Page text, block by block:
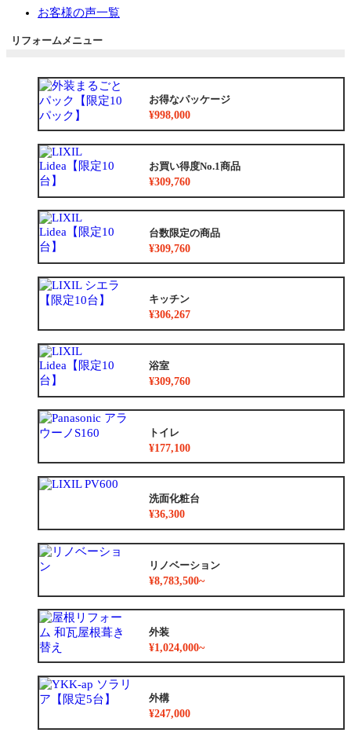
お客様の声一覧
リフォームメニュー
お得なパッケージ
¥998,000
お買い得度No.1商品
¥309,760
台数限定の商品
¥309,760
キッチン
¥306,267
浴室
¥309,760
トイレ
¥177,100
洗面化粧台
¥36,300
リノベーション
¥8,783,500~
外装
¥1,024,000~
外構
¥247,000